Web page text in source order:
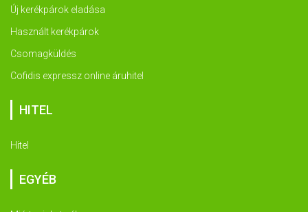
Új kerékpárok eladása
Használt kerékpárok
Csomagküldés
Cofidis expressz online áruhitel
HITEL
Hitel
EGYÉB